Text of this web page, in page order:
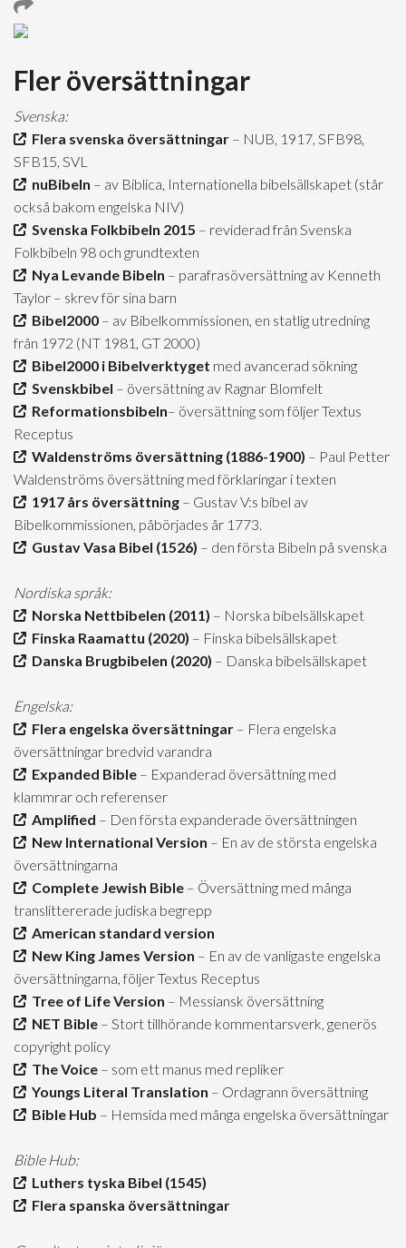
Fler översättningar
Svenska:
Flera svenska översättningar – NUB, 1917, SFB98,
SFB15, SVL
nuBibeln – av Biblica, Internationella bibelsällskapet (står
också bakom engelska NIV)
Svenska Folkbibeln 2015 – reviderad från Svenska
Folkbibeln 98 och grundtexten
Nya Levande Bibeln – parafrasöversättning av Kenneth
Taylor – skrev för sina barn
Bibel2000 – av Bibelkommissionen, en statlig utredning
från 1972 (NT 1981, GT 2000)
Bibel2000 i Bibelverktyget med avancerad sökning
Svenskbibel – översättning av Ragnar Blomfelt
Reformationsbibeln– översättning som följer Textus
Receptus
Waldenströms översättning (1886-1900) – Paul Petter
Waldenströms översättning med förklaringar i texten
1917 års översättning – Gustav V:s bibel av
Bibelkommissionen, påbörjades år 1773.
Gustav Vasa Bibel (1526) – den första Bibeln på svenska
Nordiska språk:
Norska Nettbibelen (2011) – Norska bibelsällskapet
Finska Raamattu (2020) – Finska bibelsällskapet
Danska Brugbibelen (2020) – Danska bibelsällskapet
Engelska:
Flera engelska översättningar – Flera engelska
översättningar bredvid varandra
Expanded Bible – Expanderad översättning med
klammrar och referenser
Amplified – Den första expanderade översättningen
New International Version – En av de största engelska
översättningarna
Complete Jewish Bible – Översättning med många
translittererade judiska begrepp
American standard version
New King James Version – En av de vanligaste engelska
översättningarna, följer Textus Receptus
Tree of Life Version – Messiansk översättning
NET Bible – Stort tillhörande kommentarsverk, generös
copyright policy
The Voice – som ett manus med repliker
Youngs Literal Translation – Ordagrann översättning
Bible Hub – Hemsida med många engelska översättningar
Bible Hub:
Luthers tyska Bibel (1545)
Flera spanska översättningar